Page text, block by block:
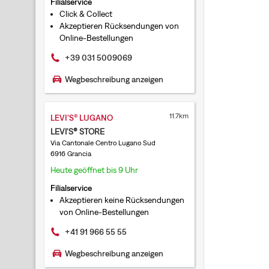
Click & Collect
Akzeptieren Rücksendungen von
Online-Bestellungen
+39 031 5009069
Wegbeschreibung anzeigen
LEVI'S® LUGANO
LEVI'S® STORE
11.7km
Via Cantonale Centro Lugano Sud
6916 Grancia
Heute geöffnet bis 9 Uhr
Filialservice
Akzeptieren keine Rücksendungen
von Online-Bestellungen
+41 91 966 55 55
Wegbeschreibung anzeigen